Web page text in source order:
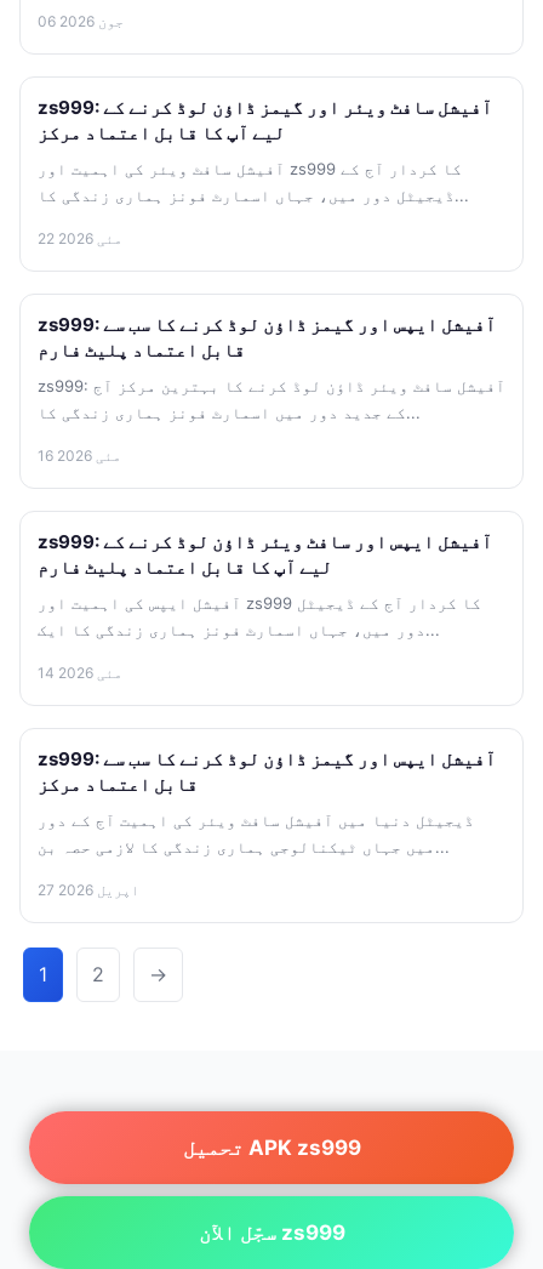
06 جون 2026
zs999: آفیشل سافٹ ویئر اور گیمز ڈاؤن لوڈ کرنے کے
لیے آپ کا قابل اعتماد مرکز
آفیشل سافٹ ویئر کی اہمیت اور zs999 کا کردار آج کے
ڈیجیٹل دور میں، جہاں اسمارٹ فونز ہماری زندگی کا...
22 مئی 2026
zs999: آفیشل ایپس اور گیمز ڈاؤن لوڈ کرنے کا سب سے
قابل اعتماد پلیٹ فارم
zs999: آفیشل سافٹ ویئر ڈاؤن لوڈ کرنے کا بہترین مرکز آج
کے جدید دور میں اسمارٹ فونز ہماری زندگی کا...
16 مئی 2026
zs999: آفیشل ایپس اور سافٹ ویئر ڈاؤن لوڈ کرنے کے
لیے آپ کا قابل اعتماد پلیٹ فارم
آفیشل ایپس کی اہمیت اور zs999 کا کردار آج کے ڈیجیٹل
دور میں، جہاں اسمارٹ فونز ہماری زندگی کا ایک...
14 مئی 2026
zs999: آفیشل ایپس اور گیمز ڈاؤن لوڈ کرنے کا سب سے
قابل اعتماد مرکز
ڈیجیٹل دنیا میں آفیشل سافٹ ویئر کی اہمیت آج کے دور
میں جہاں ٹیکنالوجی ہماری زندگی کا لازمی حصہ بن...
27 اپریل 2026
1 2 →
تحميل APK zs999
سجّل الآن zs999